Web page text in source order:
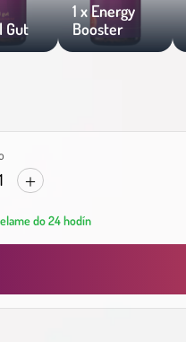
Gut
1 x Energy
Booster
1
do 24 hodín